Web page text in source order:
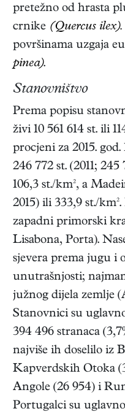
pretežno od hrasta
crnike (Quercus ilex).
površinama uzgaja
pinea).
Stanovništvo
Prema popisu
živi 10 561 614 st. ili
procjeni za 2015.
246 772 st. (2011; 245
106,3 st./km², a
2015) ili 333,9 st./
zapadni primorski
Lisabona, Porta).
sjevera prema jugu i
unutrašnjosti;
južnog dijela zemlje
Stanovnici su
394 496 stranaca
najviše ih doselilo iz
Kapverdskih Otoka
Angole (26 954) i
Portugalci su